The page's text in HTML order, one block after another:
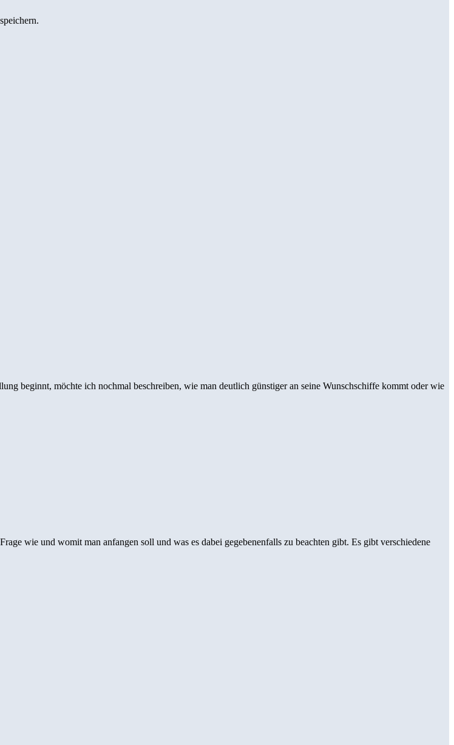
beginnt, möchte ich nochmal beschreiben, wie man deutlich günstiger an seine Wunschschiffe kommt oder wie
wie und womit man anfangen soll und was es dabei gegebenenfalls zu beachten gibt. Es gibt verschiedene